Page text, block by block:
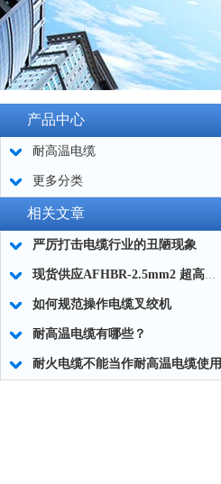
产品中心
耐高温电缆
更多分类
相关文章
严厉打击电缆行业的丑陋现象
现货供应AFHBR-2.5mm2 超高温耐火电缆
如何规范操作电缆叉绞机
耐高温电缆有哪些？
耐火电缆不能当作耐高温电缆使用